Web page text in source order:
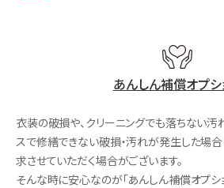
あんしん補償オプシ
衣装の破損や、クリーニングでも落ちない汚
スで修繕できない破損・汚れが発生した場
求させていただく場合がございます。
そんな時に安心なのが「あんしん補償オプショ